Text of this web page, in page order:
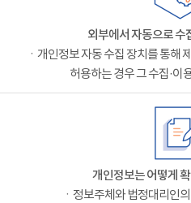
외부에서 자동으로 수
ㆍ개인정보 자동 수집 장치를 통해
허용하는 경우 그 수집·이
개인정보는 어떻게
ㆍ정보주체와 법정대리인